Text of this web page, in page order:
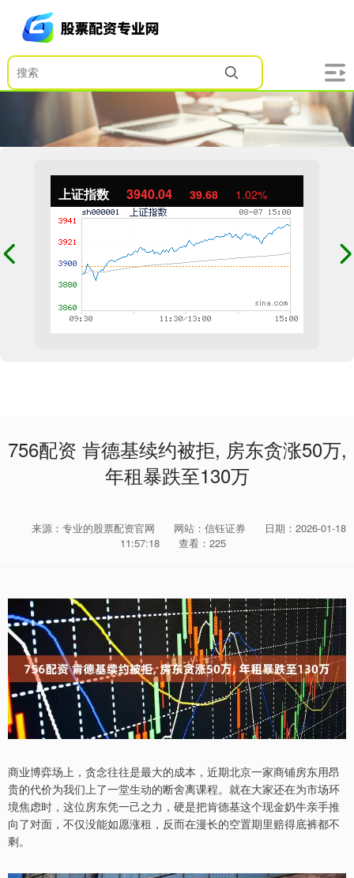
上证指数 3940.04 39.68 1.02%
756配资 肯德基续约被拒, 房东贪涨50万,
年租暴跌至130万
来源：专业的股票配资官网 网站：信钰证券
日期：2026-01-18
11:57:18
查看：225
商业博弈场上，贪念往往是最大的成本，近期北京一家商铺房东用昂
贵的代价为我们上了一堂生动的断舍离课程。就在大家还在为市场环
境焦虑时，这位房东凭一己之力，硬是把肯德基这个现金奶牛亲手推
向了对面，不仅没能如愿涨租，反而在漫长的空置期里赔得底裤都不
剩。